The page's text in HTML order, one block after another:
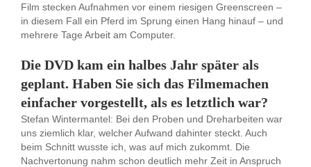
Film stecken Aufnahmen vor einem riesigen Greenscreen –
in diesem Fall ein Pferd im Sprung einen Hang hinauf – und
mehrere Tage Arbeit am Computer.
Die DVD kam ein halbes Jahr später als
geplant. Haben Sie sich das Filmemachen
einfacher vorgestellt, als es letztlich war?
Stefan Wintermantel: Bei den Proben und Dreharbeiten war
uns ziemlich klar, welcher Aufwand dahinter steckt. Auch
beim Schnitt wusste ich, was auf mich zukommt. Die
Nachvertonung nahm schon deutlich mehr Zeit in Anspruch